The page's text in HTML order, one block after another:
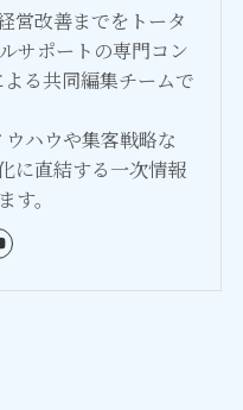
営改善までをトータ
サポートの専門コン
る共同編集チームで
ハウや集客戦略な
に直結する一次情報
す。